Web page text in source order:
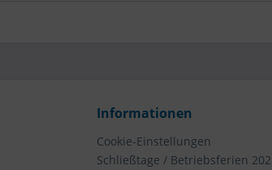
Informationen
Cookie-Einstellungen
Schließtage / Betriebsferien